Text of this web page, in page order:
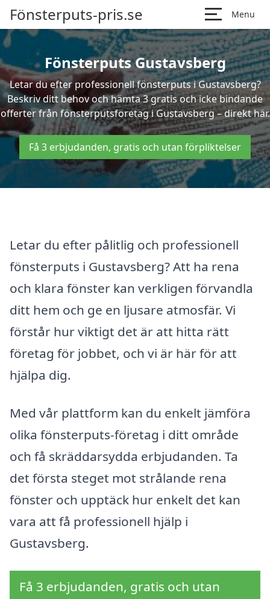
Fönsterputs-pris.se Menu
Fönsterputs Gustavsberg
Letar du efter professionell fönsterputs i Gustavsberg?
Beskriv ditt behov och hämta 3 gratis och icke bindande
offerter från fönsterputsföretag i Gustavsberg – direkt här.
Få 3 erbjudanden, gratis och utan förpliktelser
Letar du efter pålitlig och professionell
fönsterputs i Gustavsberg? Att ha rena
och klara fönster kan verkligen förvandla
ditt hem och ge en ljusare atmosfär. Vi
förstår hur viktigt det är att hitta rätt
företag för jobbet, och vi är här för att
hjälpa dig.
Med vår plattform kan du enkelt jämföra
olika fönsterputs-företag i ditt område
och få skräddarsydda erbjudanden. Ta
det första steget mot strålande rena
fönster och upptäck hur enkelt det kan
vara att få professionell hjälp i
Gustavsberg.
Få 3 erbjudanden, gratis och utan